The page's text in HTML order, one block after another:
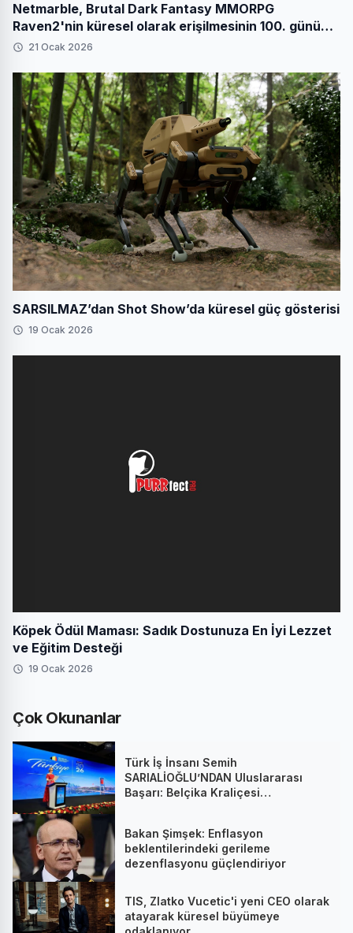
Netmarble, Brutal Dark Fantasy MMORPG
Raven2'nin küresel olarak erişilmesinin 100. gününü
festival etkinlikleriyle kutluyor
21 Ocak 2026
SARSILMAZ’dan Shot Show’da küresel güç gösterisi
19 Ocak 2026
Köpek Ödül Maması: Sadık Dostunuza En İyi Lezzet
ve Eğitim Desteği
19 Ocak 2026
Çok Okunanlar
Türk İş İnsanı Semih
SARIALİOĞLU’NDAN Uluslararası
Başarı: Belçika Kraliçesi
Bakan Şimşek: Enflasyon
beklentilerindeki gerileme
dezenflasyonu güçlendiriyor
TIS, Zlatko Vucetic'i yeni CEO olarak
atayarak küresel büyümeye